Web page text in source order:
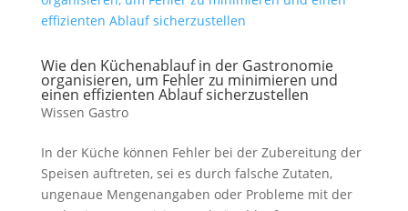
Wie den Küchenablauf in der Gastronomie
organisieren, um Fehler zu minimieren und
einen effizienten Ablauf sicherzustellen
Wissen Gastro
In der Küche können Fehler bei der Zubereitung der
Speisen auftreten, sei es durch falsche Zutaten,
ungenaue Mengenangaben oder Probleme mit der